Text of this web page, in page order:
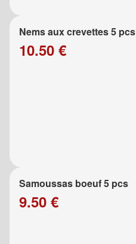
Nems aux crevettes 5 pcs
10.50 €
Samoussas boeuf 5 pcs
9.50 €